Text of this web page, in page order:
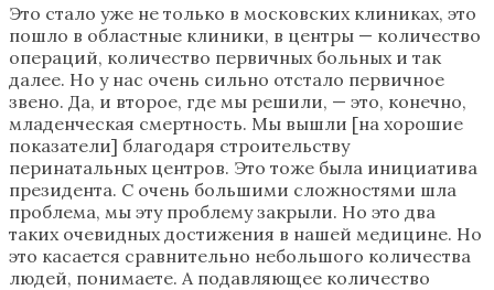
Это стало уже не только в московских клиниках, это
пошло в областные клиники, в центры — количество
операций, количество первичных больных и так
далее. Но у нас очень сильно отстало первичное
звено. Да, и второе, где мы решили, — это, конечно,
младенческая смертность. Мы вышли [на хорошие
показатели] благодаря строительству
перинатальных центров. Это тоже была инициатива
президента. С очень большими сложностями шла
проблема, мы эту проблему закрыли. Но это два
таких очевидных достижения в нашей медицине. Но
это касается сравнительно небольшого количества
людей, понимаете. А подавляющее количество